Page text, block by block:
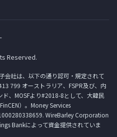
Reserved.
社は、以下の通り認可・規定されて
799 オーストラリア、FSPR及び、内
、MOSFより#2018-8として、大韓民
）。Money Services
WireBarley Corporation
Bankによって資金提供されていま